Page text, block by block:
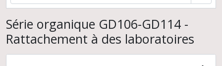
Série organique GD106-GD114 -
Rattachement à des laboratoires
Geneviève Dollfus. Du Village à l'État au Proche- et Moyen-Orient
Chantiers de fouilles